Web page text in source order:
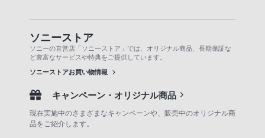
ソニーストア
ソニーの直営店「ソニーストア」では、オリジナル商品、長期保証な
ど豊富なサービスや特典をご提供しています。
ソニーストアお買い物情報
キャンペーン・オリジナル商品
現在実施中のさまざまなキャンペーンや、販売中のオリジナル商
品をご紹介します。